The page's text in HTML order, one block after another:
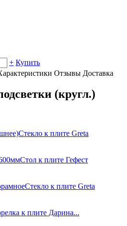
+ Купить
Отзывы Доставка
(кругл.)
Стекло к плите Greta
Стол к плите Гефест
Стекло к плите Greta
к плите Дарина...